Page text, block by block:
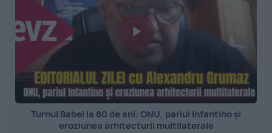
Turnul Babel la 80 de ani: ONU, pariul Infantino și
eroziunea arhitecturii multilaterale